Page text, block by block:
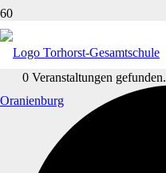
0 Veranstaltungen gefunden.